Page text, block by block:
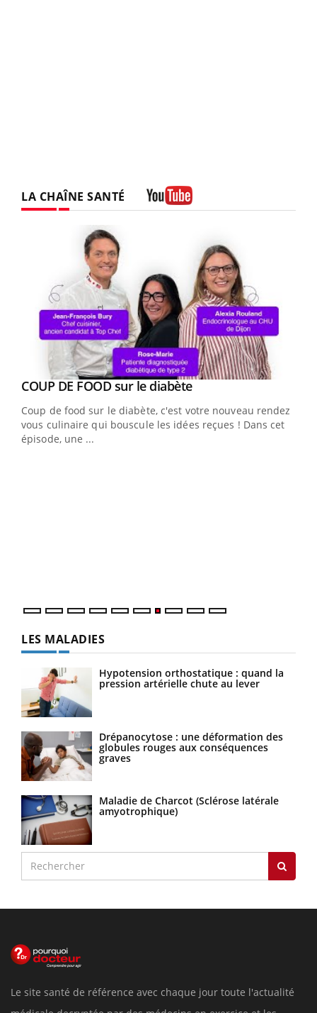
LA CHAÎNE SANTÉ
Youtube
COUP DE FOOD sur le diabèteYoutube
Coup de food sur le diabète, c'est votre nouveau rendez-
vous culinaire qui bouscule les idées reçues ! Dans cet
épisode, une ...
LES MALADIES
Hypotension orthostatique : quand la
pression artérielle chute au lever
Drépanocytose : une déformation des
globules rouges aux conséquences
graves
Maladie de Charcot (Sclérose latérale
amyotrophique)
Le site santé de référence avec chaque jour toute l'actualité